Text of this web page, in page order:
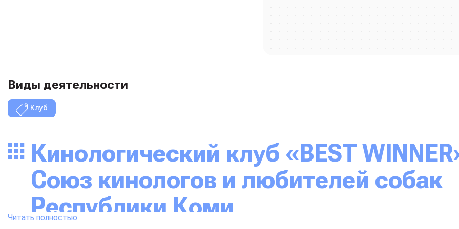
Виды деятельности
Клуб
Кинологический клуб «BEST WINNER»:
Союз кинологов и любителей собак
Республики Коми
Читать полностью